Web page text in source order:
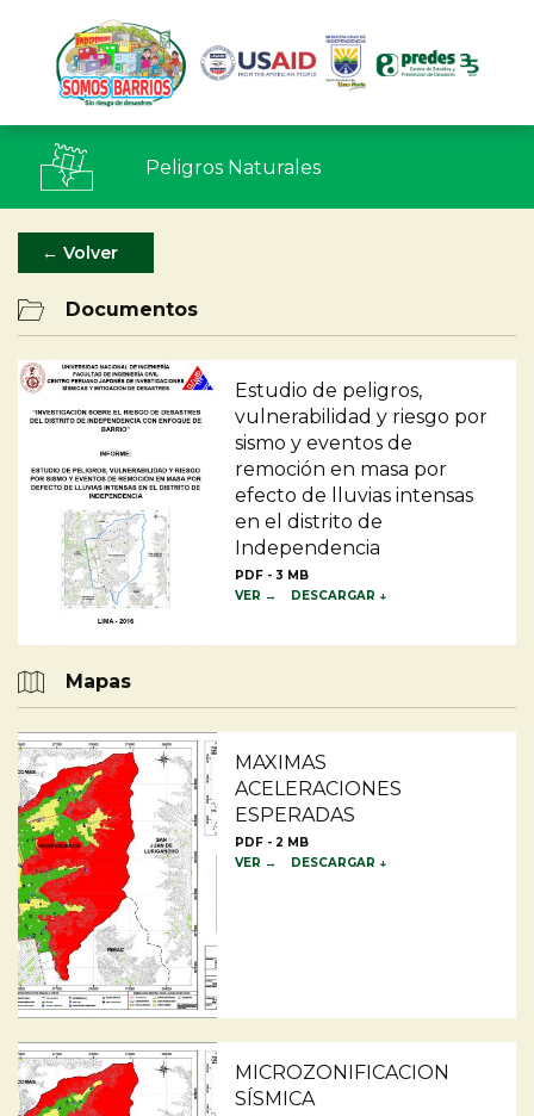
Peligros Naturales
← Volver
Documentos
Estudio de peligros,
vulnerabilidad y riesgo por
sismo y eventos de
remoción en masa por
efecto de lluvias intensas
en el distrito de
Independencia
PDF - 3 MB
VER →
DESCARGAR ↓
Mapas
MAXIMAS
ACELERACIONES
ESPERADAS
PDF - 2 MB
VER →
DESCARGAR ↓
MICROZONIFICACION
SÍSMICA